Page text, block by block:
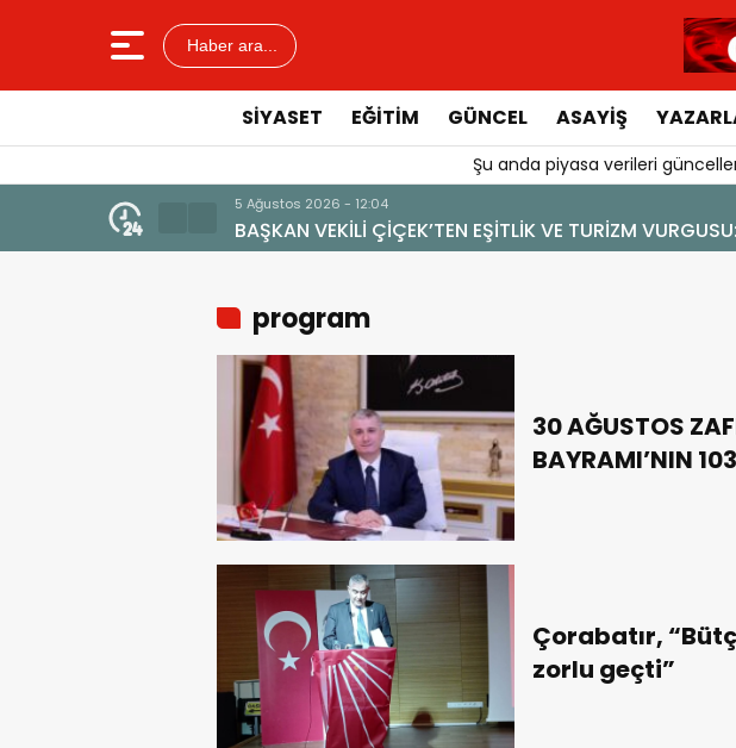
Haber ara...
SIYASET EĞITIM GÜNCEL ASAYIŞ
Şu anda piyasa verileri
VERİLMEMELİ” YENİ BİR DİN: SOSYAL MEDYA
program
30 AĞUSTOS
BAYRAMI’NIN
Çorabatır,
zorlu geçti”